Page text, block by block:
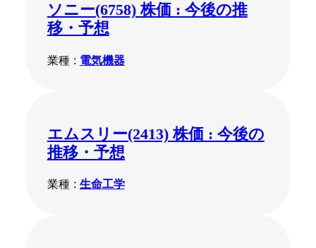
ソニー(6758) 株価 : 今後の推
移・予想
業種 : 電気機器
エムスリー(2413) 株価 : 今後の
推移・予想
業種 : 生命工学